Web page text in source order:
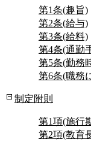
第1条(趣旨)
第2条(給与)
第3条(給料)
第4条(通勤
第5条(勤務
第6条(職務
制定附則
第1項(施行
第2項(教育